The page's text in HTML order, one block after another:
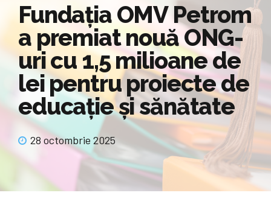
Fundaţia OMV Petrom
a premiat nouă ONG-
uri cu 1,5 milioane de
lei pentru proiecte de
educaţie şi sănătate
28 octombrie 2025